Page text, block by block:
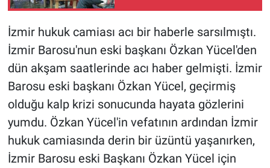
İzmir hukuk camiası acı bir haberle sarsılmıştı.
İzmir Barosu'nun eski başkanı Özkan Yücel'den
dün akşam saatlerinde acı haber gelmişti. İzmir
Barosu eski başkanı Özkan Yücel, geçirmiş
olduğu kalp krizi sonucunda hayata gözlerini
yumdu. Özkan Yücel'in vefatının ardından İzmir
hukuk camiasında derin bir üzüntü yaşanırken,
İzmir Barosu eski Başkanı Özkan Yücel için